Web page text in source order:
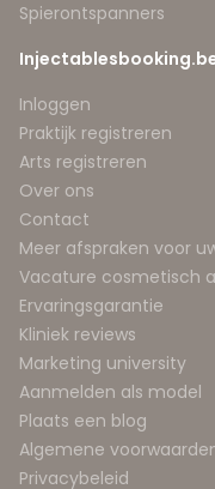
Spierontspanners
Inloggen
Praktijk registreren
Arts registreren
Over ons
Contact
Meer afspraken voor
Vacature cosmetisch
Ervaringsgarantie
Kliniek reviews
Marketing university
Aanmelden als model
Plaats een blog
Algemene
Privacybeleid